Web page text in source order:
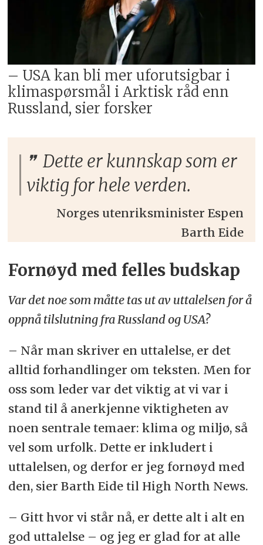
– USA kan bli mer uforutsigbar i
klimaspørsmål i Arktisk råd enn
Russland, sier forsker
Dette er kunnskap som er
viktig for hele verden.
Norges utenriksminister Espen
Barth Eide
Fornøyd med felles budskap
Var det noe som måtte tas ut av uttalelsen for å
oppnå tilslutning fra Russland og USA?
– Når man skriver en uttalelse, er det
alltid forhandlinger om teksten. Men for
oss som leder var det viktig at vi var i
stand til å anerkjenne viktigheten av
noen sentrale temaer: klima og miljø, så
vel som urfolk. Dette er inkludert i
uttalelsen, og derfor er jeg fornøyd med
den, sier Barth Eide til High North News.
– Gitt hvor vi står nå, er dette alt i alt en
god uttalelse – og jeg er glad for at alle